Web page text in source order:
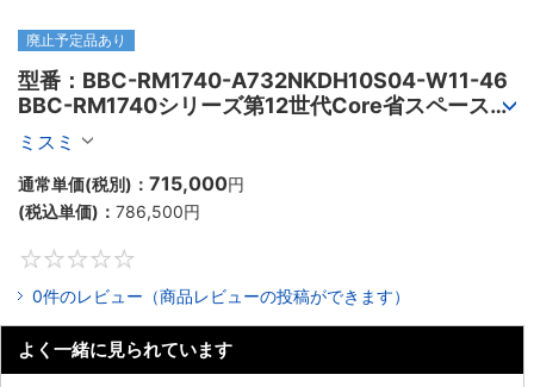
廃止予定品あり
型番：BBC-RM1740-A732NKDH10S04-W11-46
BBC-RM1740シリーズ第12世代Core省スペースラ
ックマウントFAPC4PCI・3PCIe
ミスミ
通常単価(税別)： 715,000円
(税込単価)： 786,500円
0件のレビュー（商品レビューの投稿ができます）
よく一緒に見られています